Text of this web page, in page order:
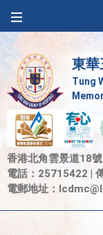
東華
Tung
香港北角雲景道18號
電話：25715422 |
電郵地址：